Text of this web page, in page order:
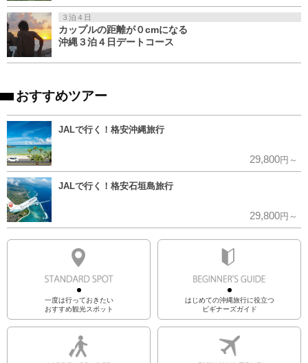
３泊４日
カップルの距離が０cmになる
沖縄３泊４日デートコース
おすすめツアー
JALで行く！格安沖縄旅行
29,800円～
JALで行く！格安石垣島旅行
29,800円～
一度は行っておきたい
おすすめ観光スポット
はじめての沖縄旅行に役立つ
ビギナーズガイド